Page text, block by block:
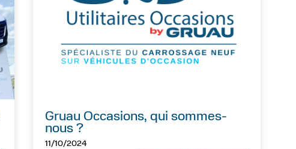
Gruau Occasions, qui sommes-
nous ?
11/10/2024